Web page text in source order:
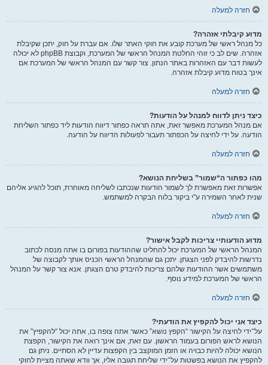
חזרה למעלה
מדוע קיבלתי אזהרה?
כל מנהל ראשי של מערכת קובע את חוקי האתר שלו. אם עברת על חוק, יתכן שקיבלת
אזהרה. שים לב כי זוהי החלטת המנהל הראשי של המערכת, וקבוצת phpBB לא יכולה
לעשות דבר עם האזהרות באתר הנתון. צור קשר עם המנהל הראשי של המערכת אם
אינך בטוח מדוע קיבלת אזהרה.
חזרה למעלה
כיצד ניתן לדווח למנהל על הודעות?
אם מנהל המערכת מאפשר זאת, אתה תראה כפתור דיווח הודעות ליד כפתור השליחת
הודעה. על ידי לחיצה על הכפתור תעבור לפעולות הדיווח על הודעה.
חזרה למעלה
מהו כפתור ה“שמור” בשליחת הנושא?
אפשרות זאת מאפשרת לך לשמור הודעות שנכתבו לשליחה מאוחרת, תוכל להגיע אליהם
שנית לאחר השמירה ע"י ביקור בלוח הבקרה למשתמש.
חזרה למעלה
מדוע הודעותיי צריכות לקבל אישור?
המנהל הראשי של המערכת יכול להחליט שההודעות בפורום בו אתה מנסה לכתוב
נדרשות להיבדק לפני הצגתן. יתכן גם שהמנהל הראשי הכניס אותך לקבוצה של
משתמשים אשר ההודעות שלהם צריכות להיבדק טרם הצגתן. אנא צור קשר על המנהל
הראשי של המערכת למידע נוסף.
חזרה למעלה
כיצד אני יכול להקפיץ את הודעתי?
על־ידי לחיצה על הקישור “הקפץ נושא” כאשר אתה צופה בו, אתה יכול “להקפיץ” את
הנושא לראש הפורום בעמוד הראשון. עם זאת, אם אינך רואה את הקישור, הקפצת
הנושא יכולה להיות כבויה או הזמן המוקצב בין הקפצות עדיין לא הסתיים. ניתן גם
להקפיץ את הנושא בפשטות על־ידי שליחת תגובה אליו, אך וודא שאתה מציית לחוקי